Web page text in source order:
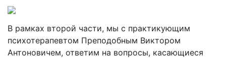
В рамках второй части, мы с практикующим
психотерапевтом Преподобным Виктором
Антоновичем, ответим на вопросы, касающиеся